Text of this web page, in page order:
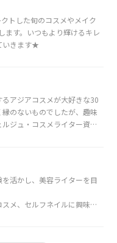
トした旬のコスメやメイク
ます。いつもより輝けるキレ
いきます★
アジアコスメが大好きな30
のないものでしたが、趣味
ジュ・コスメライター資格
ジコンサルティングも行っ
活かし、美容ライターを目
メ、セルフネイルに興味が